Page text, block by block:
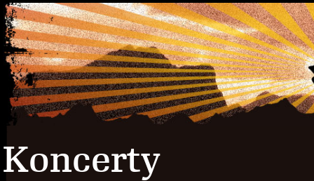
Koncerty